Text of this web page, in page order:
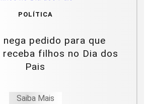
POLÍTICA
nega pedido para que
receba filhos no Dia dos
Pais
Saiba Mais